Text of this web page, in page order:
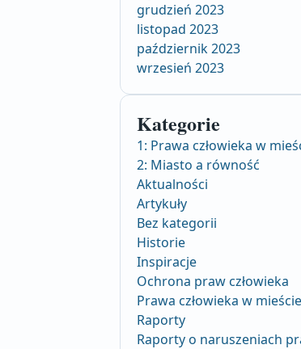
grudzień 2023
listopad 2023
październik 2023
wrzesień 2023
Kategorie
1: Prawa człowieka w
2: Miasto a równość
Aktualności
Artykuły
Bez kategorii
Historie
Inspiracje
Ochrona praw człowieka
Prawa człowieka w mieście
Raporty
Raporty o naruszeniach